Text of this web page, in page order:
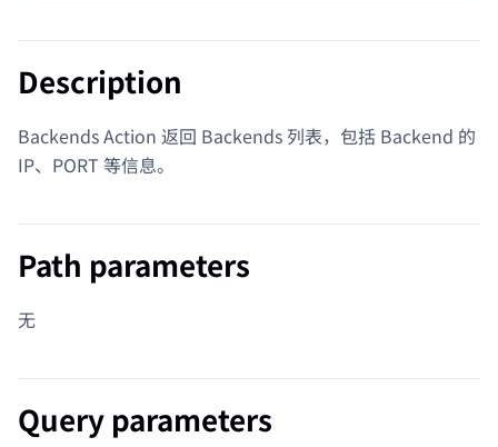
Description
Backends Action 返回 Backends 列表，包括 Backend 的
IP、PORT 等信息。
Path parameters
无
Query parameters